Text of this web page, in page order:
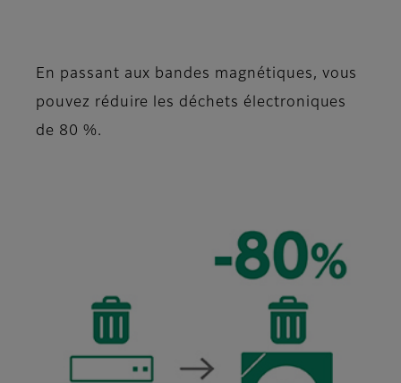
En passant aux bandes magnétiques, vous
pouvez réduire les déchets électroniques
de 80 %.